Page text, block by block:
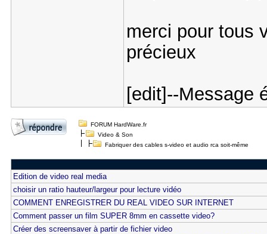
merci pour tous
précieux
[edit]--Message
FORUM HardWare.fr
Video & Son
Fabriquer des cables s-video et audio rca soit-même
Edition de video real media
choisir un ratio hauteur/largeur pour lecture vidéo
COMMENT ENREGISTRER DU REAL VIDEO SUR INTERNET
Comment passer un film SUPER 8mm en cassette video?
Créer des screensaver à partir de fichier video